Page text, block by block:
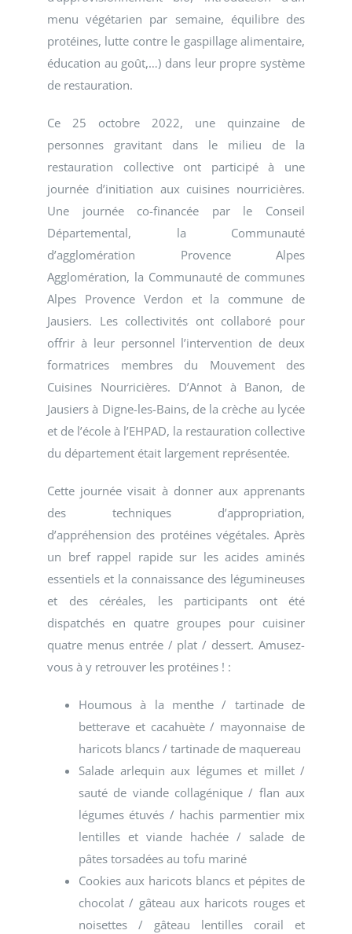
menu végétarien par semaine, équilibre des
protéines, lutte contre le gaspillage alimentaire,
éducation au goût,…) dans leur propre système
de restauration.
Ce 25 octobre 2022, une quinzaine de
personnes gravitant dans le milieu de la
restauration collective ont participé à une
journée d’initiation aux cuisines nourricières.
Une journée co-financée par le Conseil
Départemental, la Communauté
d’agglomération Provence Alpes
Agglomération, la Communauté de communes
Alpes Provence Verdon et la commune de
Jausiers. Les collectivités ont collaboré pour
offrir à leur personnel l’intervention de deux
formatrices membres du Mouvement des
Cuisines Nourricières. D’Annot à Banon, de
Jausiers à Digne-les-Bains, de la crèche au lycée
et de l’école à l’EHPAD, la restauration collective
du département était largement représentée.
Cette journée visait à donner aux apprenants
des techniques d’appropriation,
d’appréhension des protéines végétales. Après
un bref rappel rapide sur les acides aminés
essentiels et la connaissance des légumineuses
et des céréales, les participants ont été
dispatchés en quatre groupes pour cuisiner
quatre menus entrée / plat / dessert. Amusez-
vous à y retrouver les protéines ! :
Houmous à la menthe / tartinade de
betterave et cacahuète / mayonnaise de
haricots blancs / tartinade de maquereau
Salade arlequin aux légumes et millet /
sauté de viande collagénique / flan aux
légumes étuvés / hachis parmentier mix
lentilles et viande hachée / salade de
pâtes torsadées au tofu mariné
Cookies aux haricots blancs et pépites de
chocolat / gâteau aux haricots rouges et
noisettes / gâteau lentilles corail et